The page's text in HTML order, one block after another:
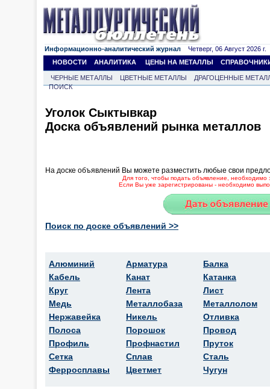
Информационно-аналитический журнал Четверг, 06 Август 2026 г.
НОВОСТИ
АНАЛИТИКА ЦЕНЫ НА МЕТАЛЛЫ
ЧЕРНЫЕ МЕТАЛЛЫ ЦВЕТНЫЕ МЕТАЛЛЫ
ДРАГОЦЕННЫЕ
ПОИСК
Уголок Сыктывкар
Доска объявлений рынка металлов
На доске объявлений Вы можете разместить любые свои
Для того, чтобы подать объявление, необходимо
Если Вы уже зарегистрированы - необходимо
Поиск по доске объявлений >>
Алюминий
Кабель
Круг
Медь
Нержавейка
Полоса
Профиль
Сетка
Ферросплавы
Арматура
Канат
Лента
Металлобаза
Никель
Порошок
Профнастил
Сплав
Цветмет
Балка
Катанка
Лист
Металлолом
Отливка
Провод
Пруток
Сталь
Чугун